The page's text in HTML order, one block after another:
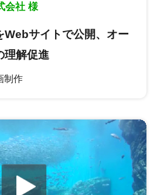
会社 様
Webサイトで公開、オー
理解促進
制作